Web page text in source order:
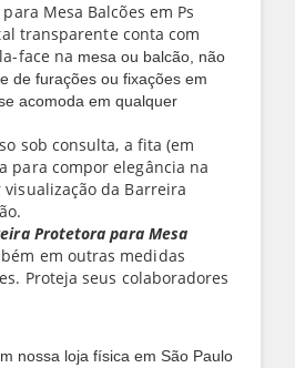
Mesa Balcões em Ps
transparente conta com
face na mesa ou balcão, não
de furações ou fixações em
acomoda em qualquer
sob consulta, a fita (em
para compor elegância na
da Barreira
Protetora para Mesa
em outras medidas
Proteja seus colaboradores
nossa loja física em São Paulo